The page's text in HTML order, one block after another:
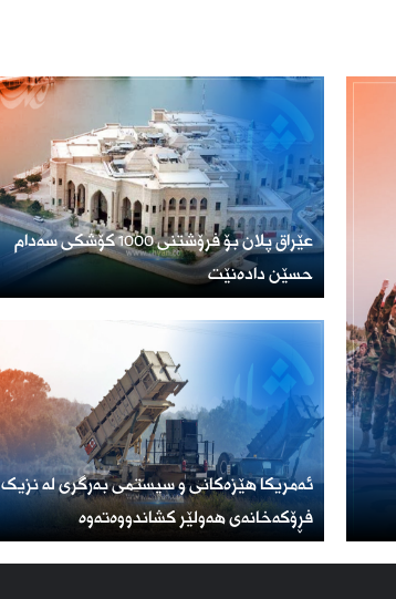
عێراق پلان بۆ فرۆشتنی 1000 کۆشکی سەدام
حسێن دادەنێت
ئەمریكا هێزەكانی و سیستمی بەرگری لە نزیک
فڕۆكەخانەی هەولێر كشاندووەتەوە